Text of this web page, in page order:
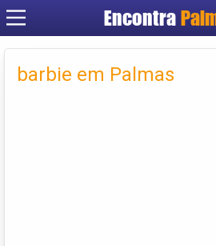
Encontra
Criar conta
barbie em Palmas